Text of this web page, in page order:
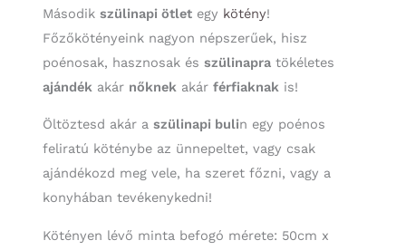
Második szülinapi ötletegy kötény!
Főzőkötényeink nagyon népszerűek, hisz
poénosak, hasznosak és szülinapratökéletes
ajándékakár nőknekakár férfiaknakis!
Öltöztesd akár a szülinapi bulin egy poénos
feliratú köténybe az ünnepeltet, vagy csak
ajándékozd meg vele, ha szeret főzni, vagy a
konyhában tevékenykedni!
Kötényen lévő minta befogó mérete: 50cm x